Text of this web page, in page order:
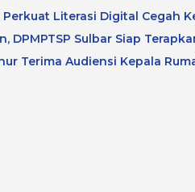
Perkuat Literasi Digital Cegah
Sulbar Siap
Terima Audiensi Kepala